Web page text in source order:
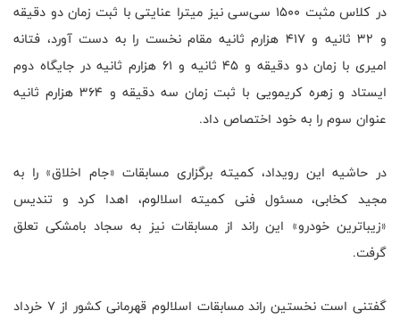
در کلاس مثبت ۱۵۰۰ سی‌سی نیز میترا عنایتی با ثبت زمان دو دقیقه
و ۳۲ ثانیه و ۴۱۷ هزارم ثانیه مقام نخست را به دست آورد، فتانه
امیری با زمان دو دقیقه و ۴۵ ثانیه و ۶۱ هزارم ثانیه در جایگاه دوم
ایستاد و زهره کریمویی با ثبت زمان سه دقیقه و ۳۶۴ هزارم ثانیه
عنوان سوم را به خود اختصاص داد.
در حاشیه این رویداد، کمیته برگزاری مسابقات «جام اخلاق» را به
مجید کخابی، مسئول فنی کمیته اسلالوم، اهدا کرد و تندیس
«زیباترین خودرو» این راند از مسابقات نیز به سجاد بامشکی تعلق
گرفت.
گفتنی است نخستین راند مسابقات اسلالوم قهرمانی کشور از ۷ خرداد